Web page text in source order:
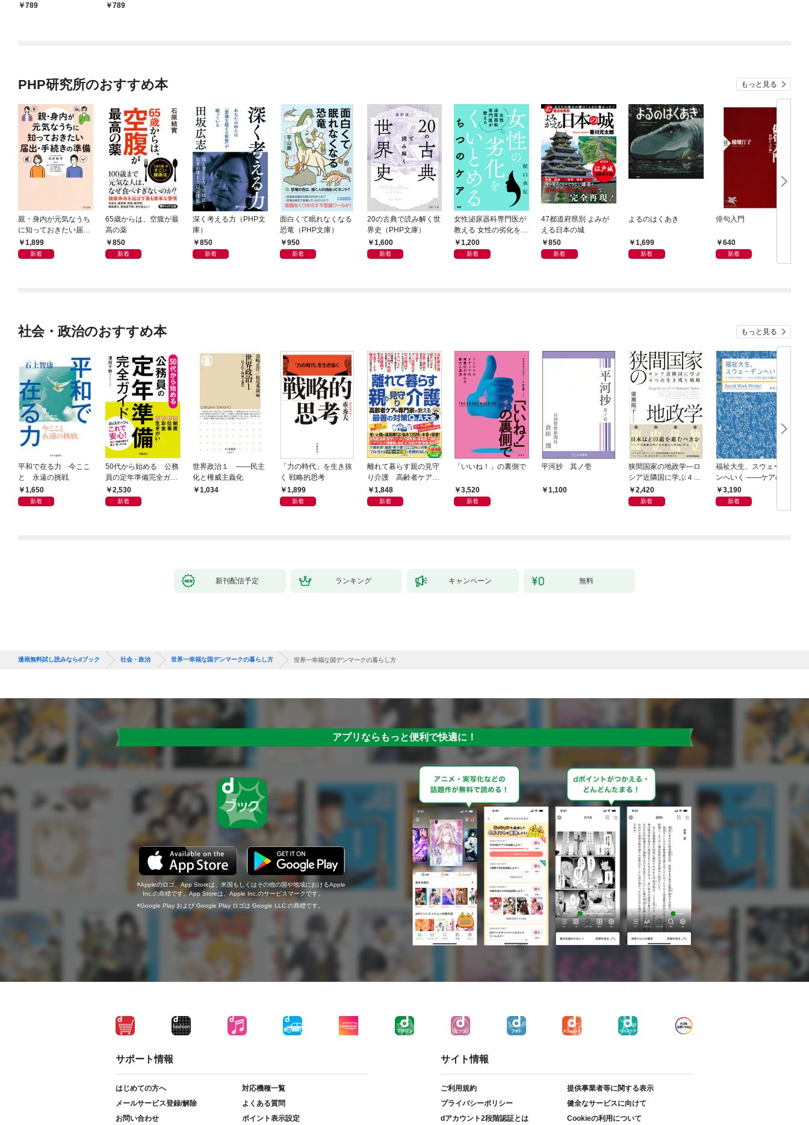
789
789
PHP研究所のおすすめ本 もっと見る
親・身内が元気なうち
に知っておきたい届
出・手続きの準備（き
ずな出版）
1,899
新着
65歳からは、空腹が最
高の薬
850
新着
深く考える力（PHP文
庫）
850
新着
面白くて眠れなくなる
恐竜（PHP文庫）
950
新着
20の古典で読み解く世
界史（PHP文庫）
1,600
新着
女性泌尿器科専門医が
教える 女性の劣化をく
いとめる ちつのケア
1,200
新着
47都道府県別 よみが
える日本の城
850
新着
よるのはくあき
1,699
新着
俳句入門
640
新着
社会・政治のおすすめ本 もっと見る
平和で在る力 今ここ
と 永遠の挑戦
1,650
新着
50代から始める 公務
員の定年準備完全ガイ
ド2,530
新着
世界政治１ ――民主
化と権威主義化
1,034
「力の時代」を生き抜
く 戦略的思考
1,899
新着
離れて暮らす親の見守
り介護 高齢者ケアの
専門家が教える最善の
対策Q＆A大全
1,848
新着
「いいね！」の裏側で
3,520
新着
平河抄 其ノ壱
1,100
狭間国家の地政学―ロ
シア近隣国に学ぶ４つ
の生き残り戦略
2,420
新着
福祉大生、スウェーデ
ンへいく ――ケアのそ
の先へ――15人が見た
民主主義の景色――
3,190
新着
新刊配信予定 ランキング キャンペーン 無料
漫画無料試し読みならdブック 社会・政治 世界一幸福な国デンマークの暮らし方 世界一幸福な国デンマークの暮らし方
アプリならもっと便利で快適に！
Appleのロゴ、App Storeは、米国もしくはその他の国や地域におけるApple
Inc.の商標です。App Storeは、Apple Inc.のサービスマークです。
Google Play および Google Play ロゴは Google LLC の商標です。
サポート情報
はじめての方へ
対応機種一覧
メールサービス登録/解除
よくある質問
お問い合わせ
ポイント表示設定
サイト情報
ご利用規約
提供事業者等に関する表示
プライバシーポリシー
健全なサービスに向けて
dアカウント2段階認証とは
Cookieの利用について